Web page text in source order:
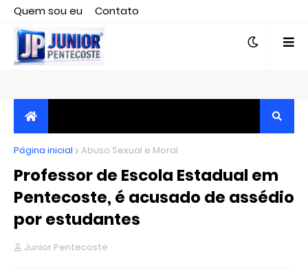
Quem sou eu
Contato
Editor responsável, jornalista Clovis Almeida.
JORNALISMO INDEPENDENTE, TRANSPARENTE E
CRÍTICO
Página inicial Abuso Sexual e Moral
Professor de Escola Estadual em
Pentecoste, é acusado de assédio
por estudantes
Junior Pentecoste